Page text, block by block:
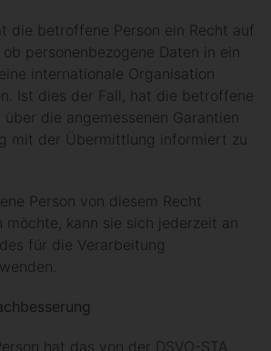
die betroffene Person ein Recht auf
personenbezogene Daten in ein
internationale Organisation
Ist dies der Fall, hat die betroffene
über die angemessenen Garantien
mit der Übermittlung informiert zu
Person von diesem Recht
möchte, kann sie sich jederzeit an
für die Verarbeitung
hat das von der DSVO-STA